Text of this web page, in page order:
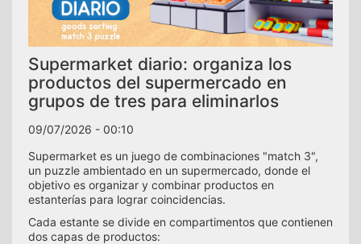
Supermarket diario: organiza los
productos del supermercado en
grupos de tres para eliminarlos
09/07/2026 - 00:10
Supermarket es un juego de combinaciones "match 3",
un puzzle ambientado en un supermercado, donde el
objetivo es organizar y combinar productos en
estanterías para lograr coincidencias.
Cada estante se divide en compartimentos que contienen
dos capas de productos: